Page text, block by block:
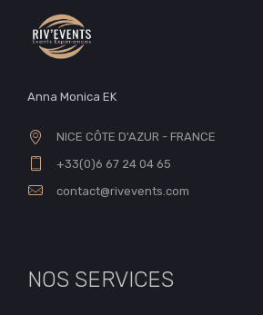
Anna Monica EK
NICE CÔTE D'AZUR - FRANCE
+33(0)6 67 24 04 65
contact@rivevents.com
NOS SERVICES